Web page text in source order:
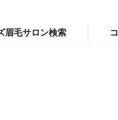
/home/xs679489/mayulabo.jp/public_html/wp-
眉毛サロン検索